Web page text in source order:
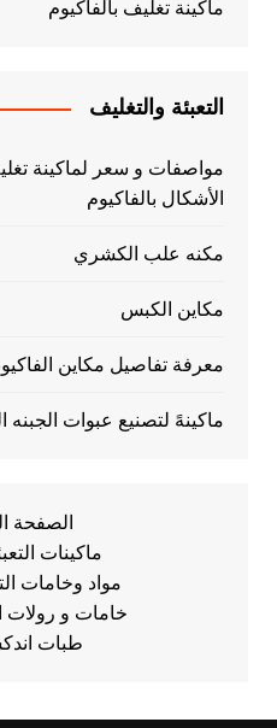
ماكينة تغليف بالفاكيوم
التعبئة والتغليف
مواصفات و سعر لماكينة
الأشكال بالفاكيوم
مكنه علب الكشري
مكاين الكبس
معرفة تفاصيل مكاين
ماكينهً لتصنيع عبوات الجبنه
الصفحة
ماكينات
مواد وخامات
خامات و رولات
طبات